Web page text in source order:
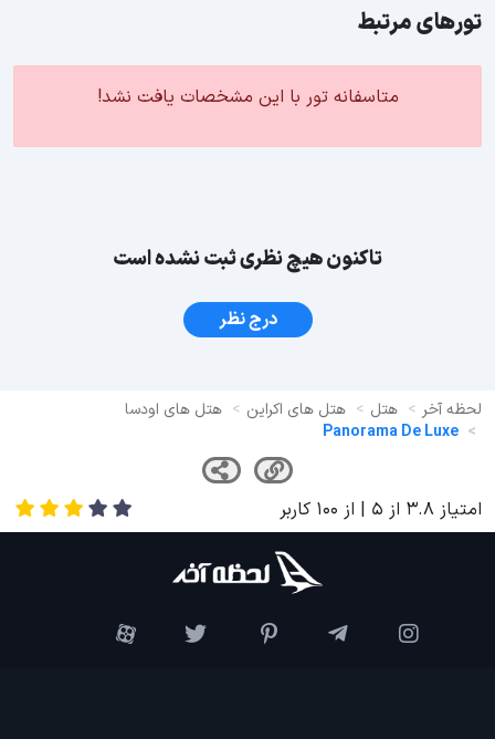
تورهای مرتبط
متاسفانه تور با این مشخصات یافت نشد!
تاکنون هیچ نظری ثبت نشده است
درج نظر
لحظه آخر هتل هتل های اکراین
هتل های اودسا
Panorama De Luxe
امتیاز 3.8 از 5 | از 100 کاربر